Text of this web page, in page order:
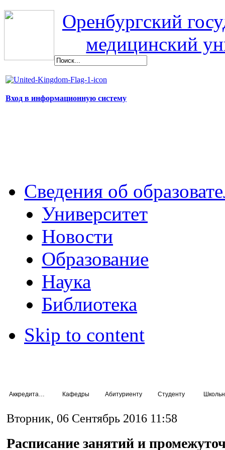
Оренбургский
медицинский
Вход в информационную систему
Сведения об
Университет
Новости
Образование
Наука
Библиотека
Skip to content
Кафедры Абитуриенту Студенту
Вторник, 06 Сентябрь 2016 11:58
Расписание занятий и